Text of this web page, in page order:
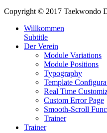
Copyright © 2017 Taekwondo
Willkommen
Subtitle
Der Verein
Module Variations
Module Positions
Typography
Template
Real Time
Custom Error Page
Smooth-Scroll
Trainer
Trainer